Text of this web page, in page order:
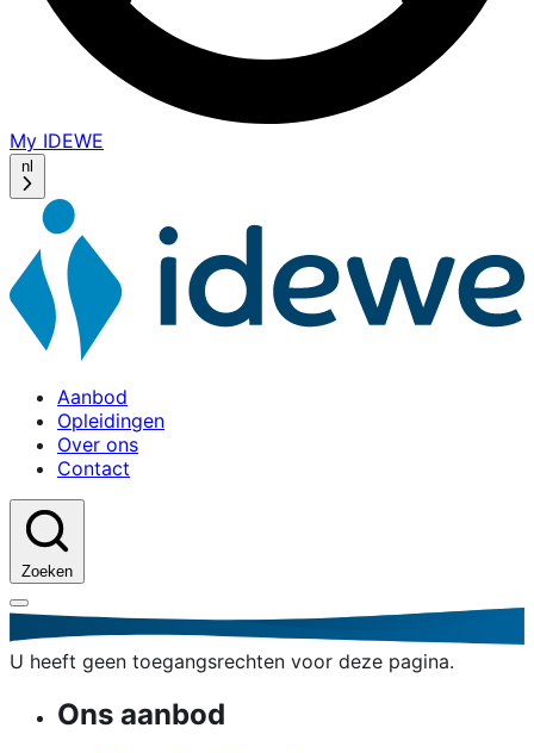
My IDEWE
window)
nl
Aanbod
Opleidingen
Over ons
Contact
Zoeken
U heeft geen toegangsrechten voor deze pagina.
Ons aanbod